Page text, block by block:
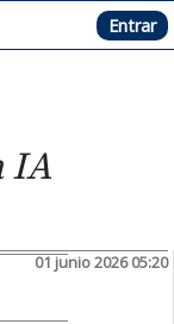
Hemeroteca Entrar
IA
01 junio 2026 05:20